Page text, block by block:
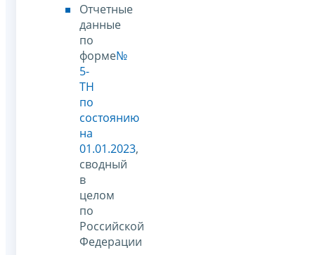
Отчетные
данные
по
форме№
5-
ТН
по
состоянию
на
01.01.2023,
сводный
в
целом
по
Российской
Федерации